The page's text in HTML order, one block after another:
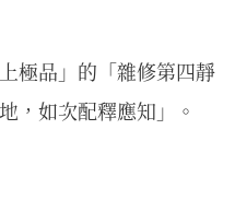
極品」的「雜修第四靜
，如次配釋應知」。